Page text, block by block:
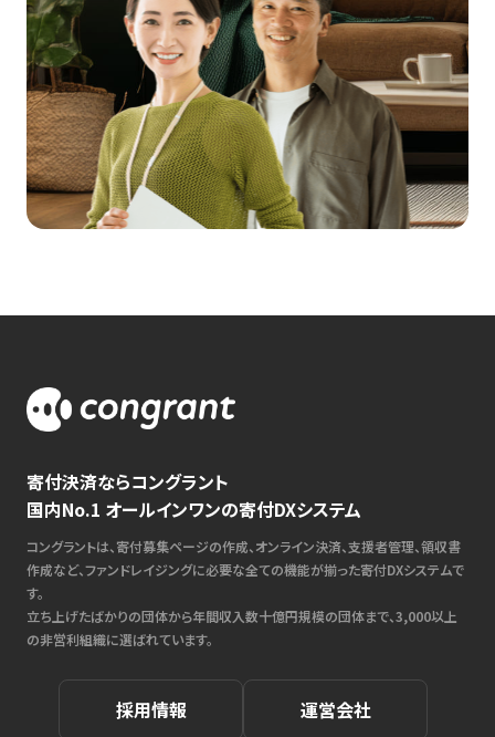
寄付決済ならコングラント
国内No.1 オールインワンの寄付DXシステム
コングラントは、寄付募集ページの作成、オンライン決済、支援者管理、領収書
作成など、ファンドレイジングに必要な全ての機能が揃った寄付DXシステムで
す。
立ち上げたばかりの団体から年間収入数十億円規模の団体まで、3,000以上
の非営利組織に選ばれています。
採用情報 運営会社